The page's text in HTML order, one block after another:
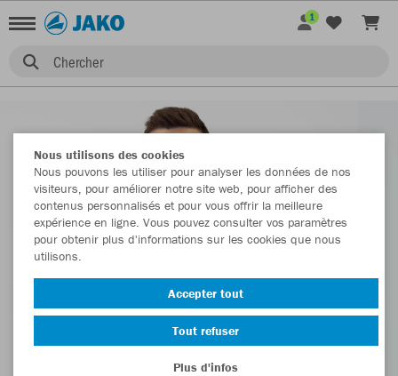
Chercher
1
Nous utilisons des cookies
Nous pouvons les utiliser pour analyser les données de nos
visiteurs, pour améliorer notre site web, pour afficher des
contenus personnalisés et pour vous offrir la meilleure
expérience en ligne. Vous pouvez consulter vos paramètres
pour obtenir plus d'informations sur les cookies que nous
utilisons.
Accepter tout
Tout refuser
Plus d'infos